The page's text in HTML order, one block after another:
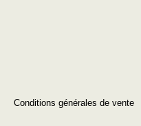
Conditions générales de vente